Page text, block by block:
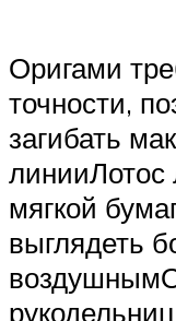
Оригами
точности,
загибать
линииЛотос
мягкой
выглядеть